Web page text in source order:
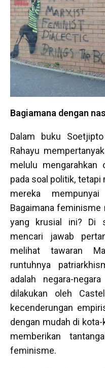
Bagiamana dengan
Dalam buku
Rahayu
melulu mengarahkan
pada soal politik, tetapi
mereka
Bagaimana feminisme
yang krusial ini? Di
mencari jawab
melihat tawaran
runtuhnya
adalah negara-
dilakukan oleh
kecenderungan
dengan mudah di
memberikan
feminisme.